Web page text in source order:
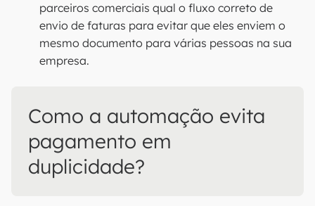
parceiros comerciais qual o fluxo correto de
envio de faturas para evitar que eles enviem o
mesmo documento para várias pessoas na sua
empresa.
Como a automação evita
pagamento em
duplicidade?